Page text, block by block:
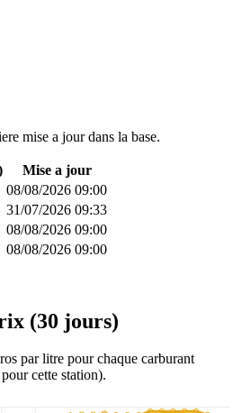
mise a jour dans la base.
Mise a jour
08/08/2026 09:00
31/07/2026 09:33
08/08/2026 09:00
08/08/2026 09:00
(30 jours)
par litre pour chaque carburant
cette station).